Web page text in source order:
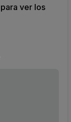
ver los